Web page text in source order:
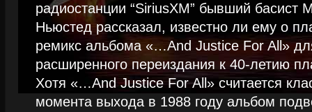
радиостанции “SiriusXM” бывший басист
Ньюстед рассказал, известно ли ему о
ремикс альбома «…And Justice For All»
расширенного переиздания к 40-летию
Хотя «…And Justice For All» считается
момента выхода в 1988 году альбом